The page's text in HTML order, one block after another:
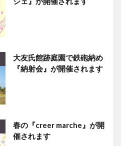
大友氏館跡庭園で鉄砲納め
『納射会』が開催されます
春の『creer marche』が開
催されます